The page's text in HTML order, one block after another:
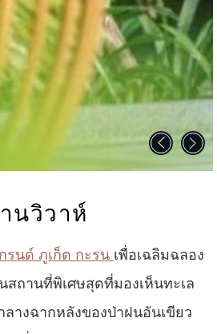
นวิวาห์
รนด์ ภูเก็ต กะรนเพื่อเฉลิมฉลอง
สถานที่พิเศษสุดที่มองเห็นทะเล
างฉากหลังของป่าฝนอันเขียว